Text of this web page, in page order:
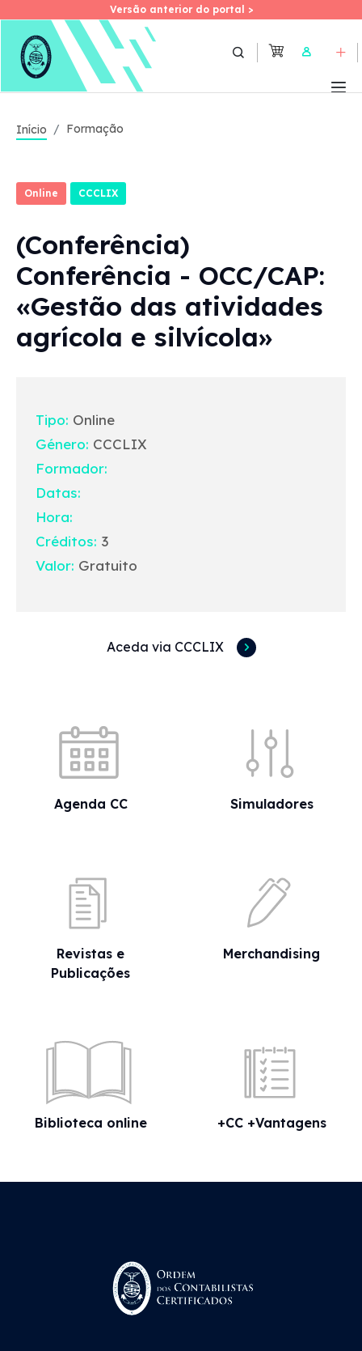
Skip
Versão anterior do portal >
Versão anterior do portal >
User
Início Formação
Online CCCLIX
(Conferência)
Conferência - OCC/CAP:
«Gestão das atividades
agrícola e silvícola»
Tipo: Online
Género: CCCLIX
Formador:
Datas:
Hora:
Créditos: 3
Valor: Gratuito
Aceda via CCCLIX
Agenda CC Simuladores
Revistas e
Publicações
Merchandising
Biblioteca online +CC +Vantagens